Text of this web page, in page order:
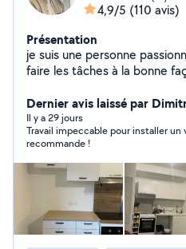
4,9/5 (110 avis)
Présentation
je suis une personne
faire les tâches à la bonne
Dernier avis laissé par
Il y a 29 jours
Travail impeccable pour installer
recommande !